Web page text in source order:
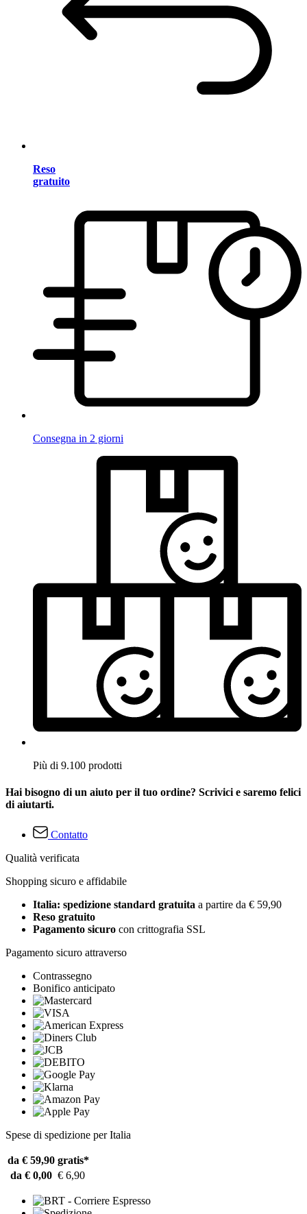
Reso
gratuito
Consegna in 2 giorni
Più di 9.100 prodotti
Hai bisogno di un aiuto per il tuo ordine? Scrivici e saremo felici
di aiutarti.
Contatto
Qualità verificata
Shopping sicuro e affidabile
Italia: spedizione standard gratuita a partire da € 59,90
Reso gratuito
Pagamento sicuro con crittografia SSL
Pagamento sicuro attraverso
Contrassegno
Bonifico anticipato
Spese di spedizione per Italia
da € 59,90 gratis*
da € 0,00 € 6,90